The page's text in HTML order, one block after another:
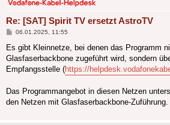
Re: [SAT] Spirit TV ersetzt AstroTV
Beitrag
06.01.2025, 11:55
Es gibt Kleinnetze, bei denen das Programm
Glasfaserbackbone zugeführt wird, sondern
Empfangsstelle (https://
Das Programmangebot in diesen Netzen
den Netzen mit Glasfaserbackbone-Zuführung.